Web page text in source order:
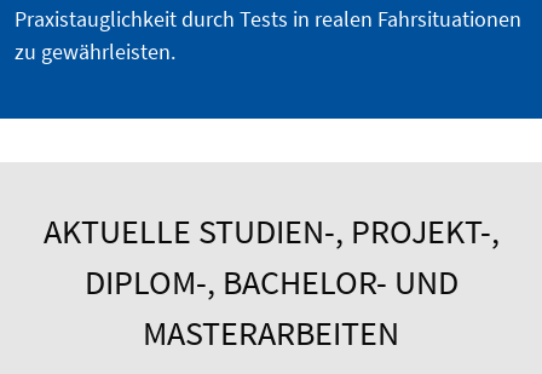
Praxistauglichkeit durch Tests in realen Fahrsituationen
zu gewährleisten.
AKTUELLE STUDIEN-, PROJEKT-,
DIPLOM-, BACHELOR- UND
MASTERARBEITEN